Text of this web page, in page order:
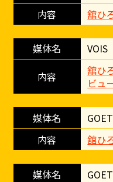
舘ひ
VOIS
舘ひ
ビュ
舘ひ